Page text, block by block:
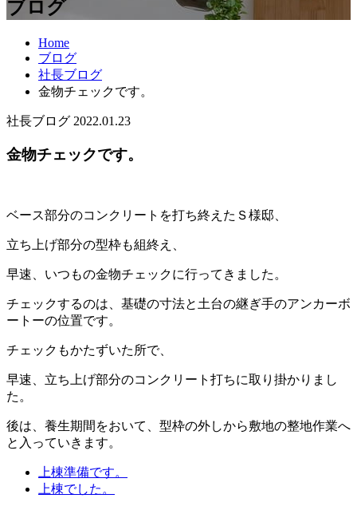
ブログ
Home
ブログ
社長ブログ
金物チェックです。
社長ブログ 2022.01.23
金物チェックです。
ベース部分のコンクリートを打ち終えたＳ様邸、
立ち上げ部分の型枠も組終え、
早速、いつもの金物チェックに行ってきました。
チェックするのは、基礎の寸法と土台の継ぎ手のアンカーボ
ートーの位置です。
チェックもかたずいた所で、
早速、立ち上げ部分のコンクリート打ちに取り掛かりまし
た。
後は、養生期間をおいて、型枠の外しから敷地の整地作業へ
と入っていきます。
上棟準備です。
上棟でした。